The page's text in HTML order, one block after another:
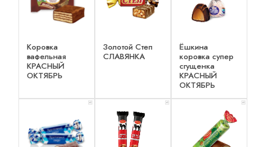
Коровка
вафельная
КРАСНЫЙ
ОКТЯБРЬ
Золотой Степ
СЛАВЯНКА
Ёшкина
коровка супер
сгущенка
КРАСНЫЙ
ОКТЯБРЬ
x 1 x 1 x 1